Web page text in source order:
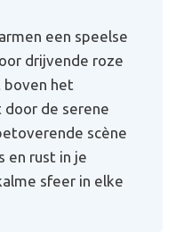
een speelse
drijvende roze
boven het
de serene
scène
en rust in je
sfeer in elke